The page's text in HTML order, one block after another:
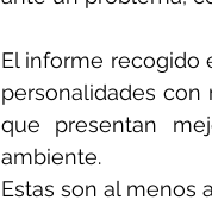
El informe recogido
personalidades
que presentan
ambiente.
Estas son al menos